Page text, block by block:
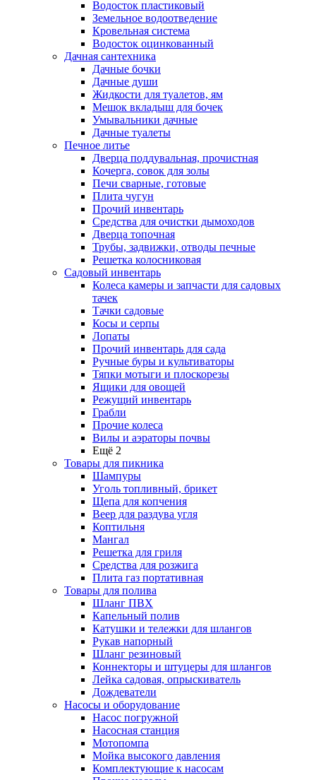
Водосток пластиковый
Земельное водоотведение
Кровельная система
Водосток оцинкованный
Дачная сантехника
Дачные бочки
Дачные души
Жидкости для туалетов, ям
Мешок вкладыш для бочек
Умывальники дачные
Дачные туалеты
Печное литье
Дверца поддувальная, прочистная
Кочерга, совок для золы
Печи сварные, готовые
Плита чугун
Прочий инвентарь
Средства для очистки дымоходов
Дверца топочная
Трубы, задвижки, отводы печные
Решетка колосниковая
Садовый инвентарь
Колеса камеры и запчасти для садовых
тачек
Тачки садовые
Косы и серпы
Лопаты
Прочий инвентарь для сада
Ручные буры и культиваторы
Тяпки мотыги и плоскорезы
Ящики для овощей
Режущий инвентарь
Грабли
Прочие колеса
Вилы и аэраторы почвы
Ещё 2
Товары для пикника
Шампуры
Уголь топливный, брикет
Щепа для копчения
Веер для раздува угля
Коптильня
Мангал
Решетка для гриля
Средства для розжига
Плита газ портативная
Товары для полива
Шланг ПВХ
Капельный полив
Катушки и тележки для шлангов
Рукав напорный
Шланг резиновый
Коннекторы и штуцеры для шлангов
Лейка садовая, опрыскиватель
Дождеватели
Насосы и оборудование
Насос погружной
Насосная станция
Мотопомпа
Мойка высокого давления
Комплектующие к насосам